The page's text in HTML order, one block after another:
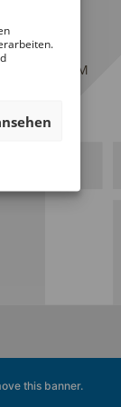
des DAM
this banner.